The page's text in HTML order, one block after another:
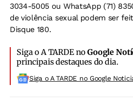
3034-5005 ou WhatsApp (71)
de violência sexual podem ser
Disque 180.
Siga o A TARDE noGoogle
principais destaques do dia.
Siga o A TARDE no Google